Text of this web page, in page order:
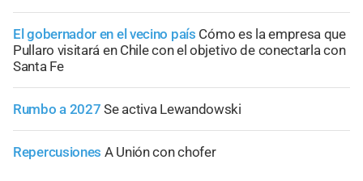
El gobernador en el vecino país Cómo es la empresa que
Pullaro visitará en Chile con el objetivo de conectarla con
Santa Fe
Rumbo a 2027 Se activa Lewandowski
Repercusiones A Unión con chofer